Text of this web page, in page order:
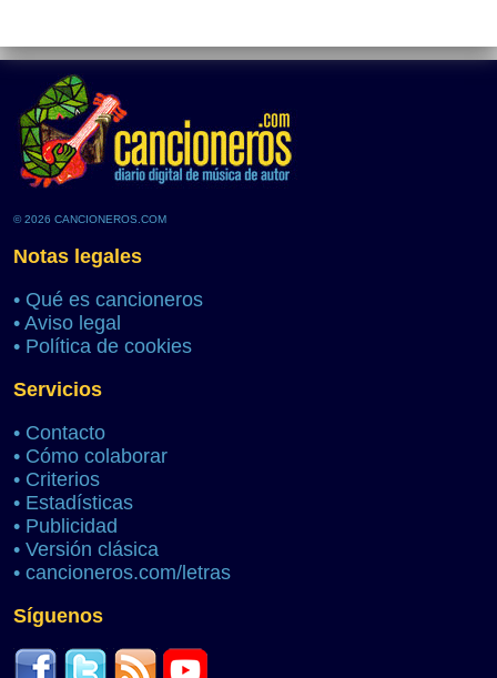
© 2026 CANCIONEROS.COM
Notas legales
• Qué es cancioneros
• Aviso legal
• Política de cookies
Servicios
• Contacto
• Cómo colaborar
• Criterios
• Estadísticas
• Publicidad
• Versión clásica
• cancioneros.com/letras
Síguenos